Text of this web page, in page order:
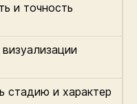
и точность
стадию и характер